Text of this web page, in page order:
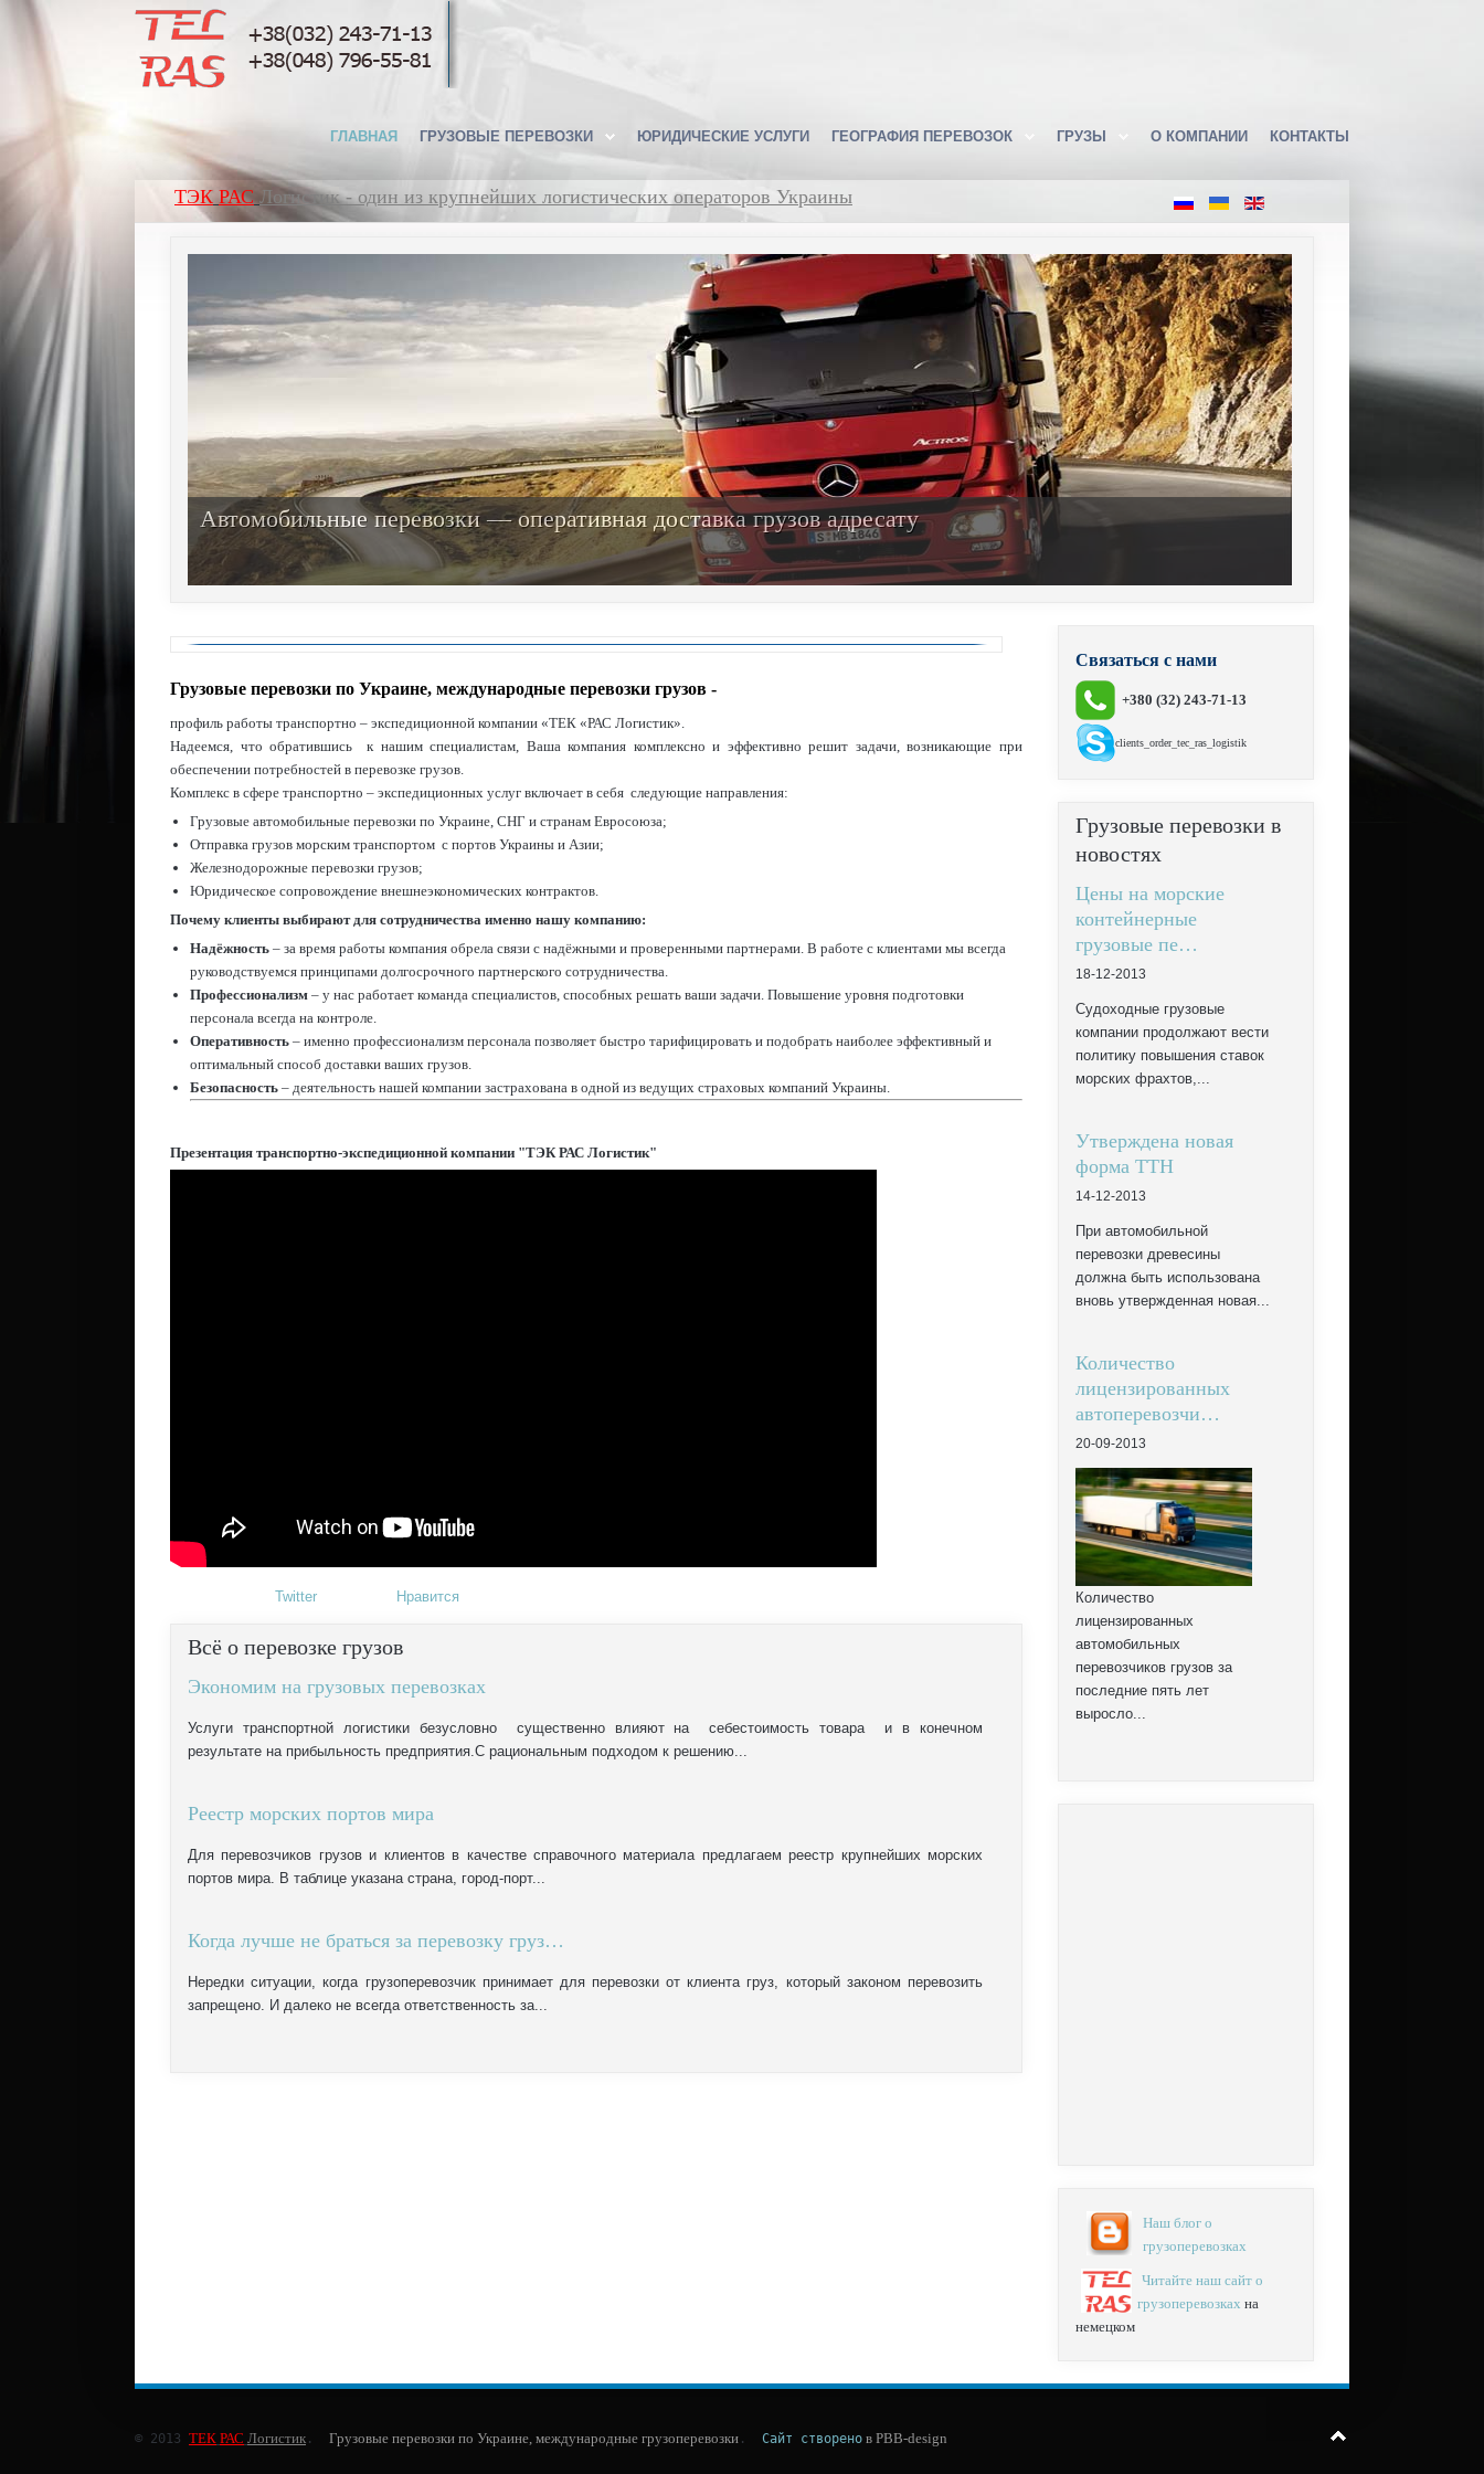
ГЛАВНАЯ ГРУЗОВЫЕ ПЕРЕВОЗКИ ЮРИДИЧЕСКИЕ УСЛУГИ ГЕОГРАФИЯ ПЕРЕВОЗОК ГРУЗЫ О КОМПАНИИ КОНТАКТЫ
ТЭК РАС Логистик - один из крупнейших логистических операторов Украины
Автомобильные перевозки — оперативная доставка грузов адресату
Грузовые перевозки по Украине, международные перевозки грузов -
профиль работы транспортно – экспедиционной компании «ТЕК «РАС Логистик».
Надеемся, что обратившись к нашим специалистам, Ваша компания комплексно и эффективно решит задачи, возникающие при
обеспечении потребностей в перевозке грузов.
Комплекс в сфере транспортно – экспедиционных услуг включает в себя следующие направления:
Грузовые автомобильные перевозки по Украине, СНГ и странам Евросоюза;
Отправка грузов морским транспортом с портов Украины и Азии;
Железнодорожные перевозки грузов;
Юридическое сопровождение внешнеэкономических контрактов.
Почему клиенты выбирают для сотрудничества именно нашу компанию:
Надёжность – за время работы компания обрела связи с надёжными и проверенными партнерами. В работе с клиентами мы всегда
руководствуемся принципами долгосрочного партнерского сотрудничества.
Профессионализм – у нас работает команда специалистов, способных решать ваши задачи. Повышение уровня подготовки
персонала всегда на контроле.
Оперативность – именно профессионализм персонала позволяет быстро тарифицировать и подобрать наиболее эффективный и
оптимальный способ доставки ваших грузов.
Безопасность – деятельность нашей компании застрахована в одной из ведущих страховых компаний Украины.
Презентация транспортно-экспедиционной компании "ТЭК РАС Логистик"
Twitter Нравится
Всё о перевозке грузов
Экономим на грузовых перевозках
Услуги транспортной логистики безусловно существенно влияют на себестоимость товара и в конечном
результате на прибыльность предприятия.С рациональным подходом к решению...
Реестр морских портов мира
Для перевозчиков грузов и клиентов в качестве справочного материала предлагаем реестр крупнейших морских
портов мира. В таблице указана страна, город-порт...
Когда лучше не браться за перевозку груз…
Нередки ситуации, когда грузоперевозчик принимает для перевозки от клиента груз, который законом перевозить
запрещено. И далеко не всегда ответственность за...
Ужесточение налогобложения фрахта
Внефракционный депутат заместитель главы комитета
Связаться с нами
+380 (32) 243-71-13
clients_order_tec_ras_logistik
Грузовые перевозки в
новостях
Цены на морские
контейнерные
грузовые пе…
18-12-2013
Судоходные грузовые
компании продолжают вести
политику повышения ставок
морских фрахтов,...
Утверждена новая
форма ТТН
14-12-2013
При автомобильной
перевозки древесины
должна быть использована
вновь утвержденная новая...
Количество
лицензированных
автоперевозчи…
20-09-2013
Количество
лицензированных
автомобильных
перевозчиков грузов за
последние пять лет
выросло...
Наш блог о
грузоперевозках
Читайте наш сайт о
грузоперевозках на
немецком
© 2013 ТЕК РАС Логистик . Грузовые перевозки по Украине, международные грузоперевозки . Сайт створено в PBB-design